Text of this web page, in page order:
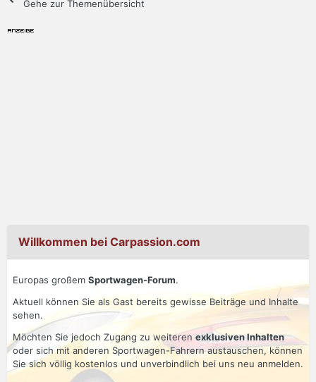
Gehe zur Themenübersicht
Willkommen bei Carpassion.com
Europas großem Sportwagen-Forum.
Aktuell können Sie als Gast bereits gewisse Beiträge und Inhalte
sehen.
Möchten Sie jedoch Zugang zu weiterenexklusiven Inhalten
oder sich mit anderen Sportwagen-Fahrern austauschen, können
Sie sich völlig kostenlos und unverbindlich bei uns neu anmelden.